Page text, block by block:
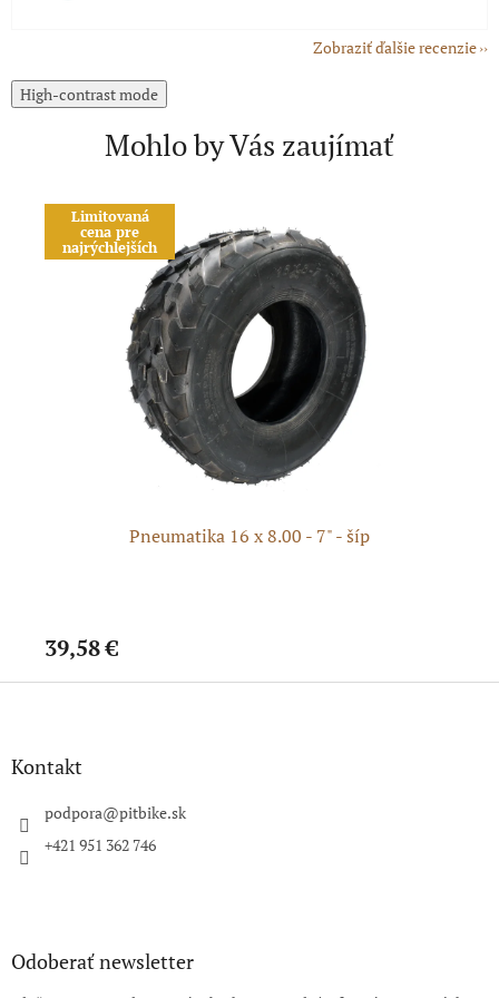
Zobraziť ďalšie recenzie
High-contrast mode
Mohlo by Vás zaujímať
Limitovaná
cena pre
najrýchlejších
Pneumatika 16 x 8.00 - 7" - šíp
39,58 €
Z
Kontakt
podpora@pitbike.sk
+421 951 362 746
Odoberať newsletter